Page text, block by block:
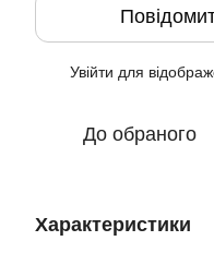
Увійти для
До обраного
Характеристики